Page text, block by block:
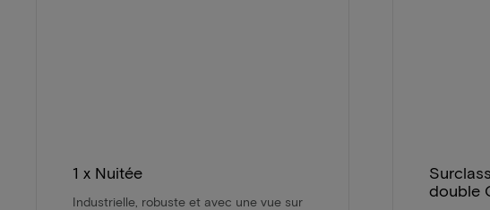
1 x Nuitée
Industrielle, robuste et avec une vue sur
double